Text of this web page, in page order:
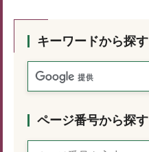
キーワードから探す
ページ番号から探す